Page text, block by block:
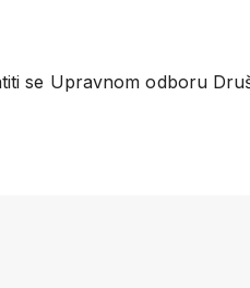
se Upravnom odboru